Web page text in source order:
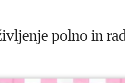
polno in